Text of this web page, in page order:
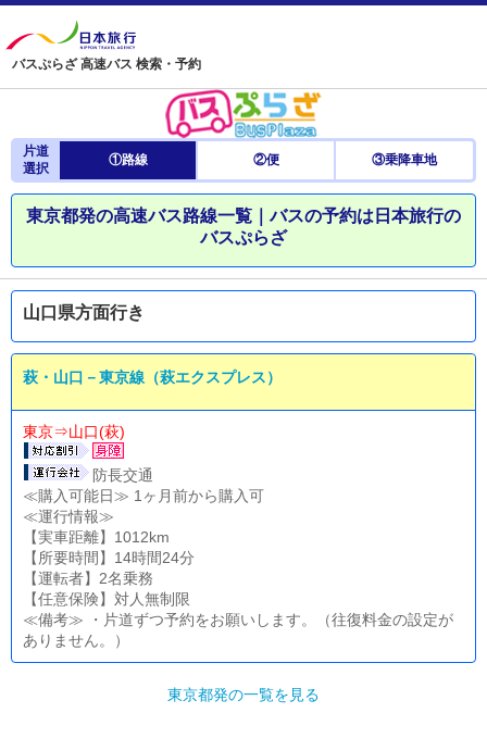
バスぷらざ 高速バス 検索・予約
片道
選択
①路線 ②便 ③乗降車地
東京都発の高速バス路線一覧｜バスの予約は日本旅行の
バスぷらざ
山口県方面行き
萩・山口－東京線（萩エクスプレス）
東京⇒山口(萩)
防長交通
≪購入可能日≫ 1ヶ月前から購入可
≪運行情報≫
【実車距離】1012km
【所要時間】14時間24分
【運転者】2名乗務
【任意保険】対人無制限
≪備考≫ ・片道ずつ予約をお願いします。（往復料金の設定が
ありません。）
東京都発の一覧を見る